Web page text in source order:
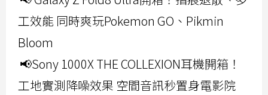
工效能 同時爽玩Pokemon GO、Pikmin
Bloom
📢Sony 1000X THE COLLEXION耳機開箱！
工地實測降噪效果 空間音訊秒置身電影院